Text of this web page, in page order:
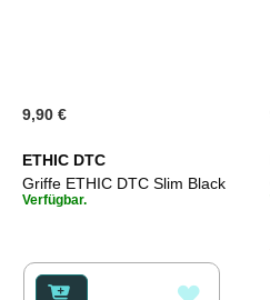
9,90 €
ETHIC DTC
Griffe ETHIC DTC Slim Black
Verfügbar.